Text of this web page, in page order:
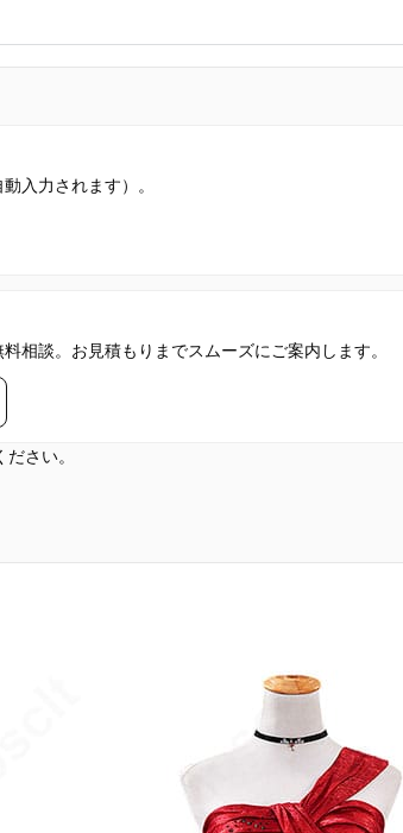
入力されます）。
相談。お見積もりまでスムーズにご案内します。
さい。